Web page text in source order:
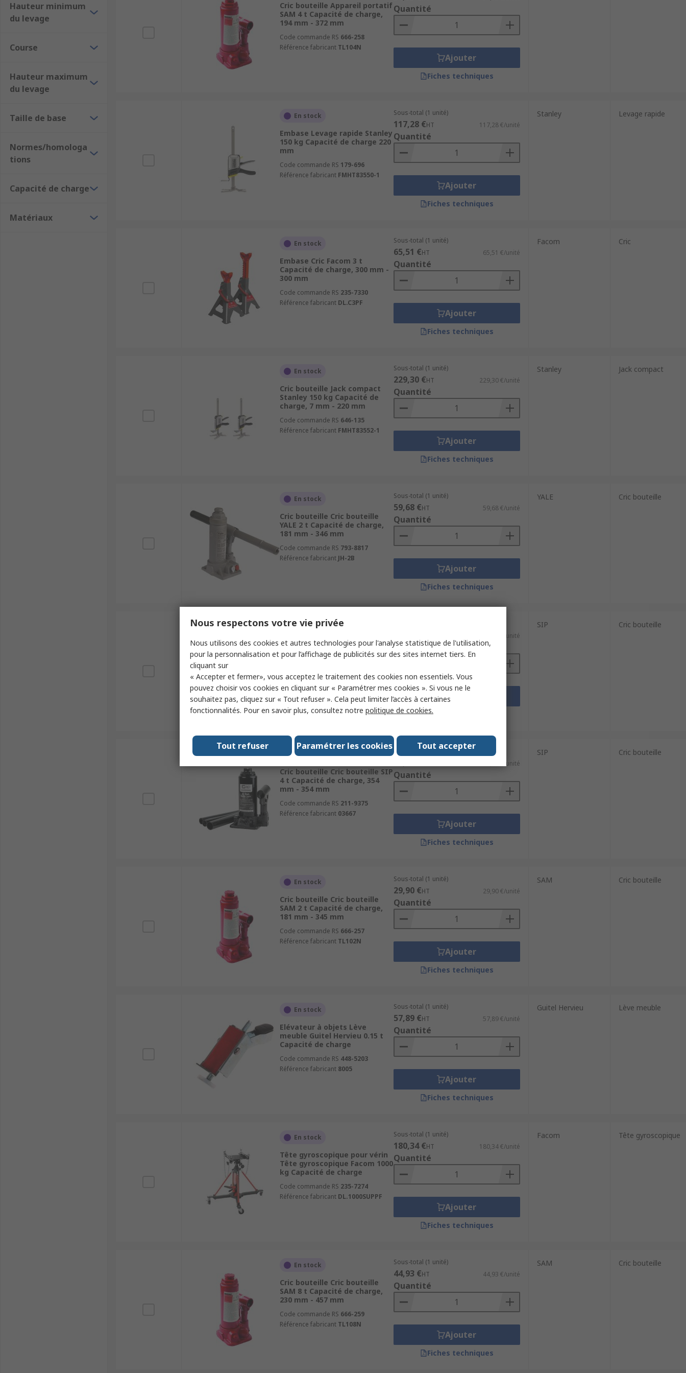
France.
aimants de levage
Pourquoi acheter votre cric bouteille chez RS ?
Large choix de capacités de levage crics
Service client et distributeur reconnu
Avantages RS
Expertise RS
Hauteur minimum
du levage
Course
Hauteur maximum
du levage
Taille de base
Normes/homologa
tions
Capacité de charge
Matériaux
Cric bouteille Appareil portatif
SAM 4 t Capacité de charge,
194 mm - 372 mm
Code commande RS 666-258
Référence fabricant TL104N
Quantité
Ajouter
Fiches techniques
En stock
Embase Levage rapide Stanley
150 kg Capacité de charge 220
mm
Code commande RS 179-696
Référence fabricant FMHT83550-1
Sous-total (1 unité)
117,28 €HT 117,28 €/unité
Quantité
Ajouter
Fiches techniques
Stanley Levage rapide
En stock
Embase Cric Facom 3 t
Capacité de charge, 300 mm -
300 mm
Code commande RS 235-7330
Référence fabricant DL.C3PF
Sous-total (1 unité)
65,51 €HT 65,51 €/unité
Quantité
Ajouter
Fiches techniques
Facom Cric
En stock
Cric bouteille Jack compact
Stanley 150 kg Capacité de
charge, 7 mm - 220 mm
Code commande RS 646-135
Référence fabricant FMHT83552-1
Sous-total (1 unité)
229,30 €HT 229,30 €/unité
Quantité
Ajouter
Fiches techniques
Stanley Jack compact
En stock
Cric bouteille Cric bouteille
YALE 2 t Capacité de charge,
181 mm - 346 mm
Code commande RS 793-8817
Référence fabricant JH-2B
Sous-total (1 unité)
59,68 €HT 59,68 €/unité
Quantité
Ajouter
Fiches techniques
YALE Cric bouteille
En stock
Cric bouteille Cric bouteille SIP
8 t Capacité de charge, 400
mm - 400 mm
Code commande RS211-9372
Référence fabricant 03656
61,19 €/unité
Quantité
Ajouter
Fiches techniques
SIP Cric bouteille
En stock
Cric bouteille Cric bouteille SIP
4 t Capacité de charge, 354
mm - 354 mm
Code commande RS 211-9375
Référence fabricant 03667
Sous-total (1 unité)
39,98 €/unité
Quantité
Ajouter
Fiches techniques
SIP Cric bouteille
En stock
Cric bouteille Cric bouteille
SAM 2 t Capacité de charge,
181 mm - 345 mm
Code commande RS 666-257
Référence fabricant TL102N
Sous-total (1 unité)
29,90 €HT 29,90 €/unité
Quantité
Ajouter
Fiches techniques
SAM Cric bouteille
En stock
Elévateur à objets Lève
meuble Guitel Hervieu 0.15 t
Capacité de charge
Code commande RS 448-5203
Référence fabricant 8005
Sous-total (1 unité)
57,89 €HT 57,89 €/unité
Quantité
Ajouter
Fiches techniques
Guitel Hervieu Lève meuble
En stock
Tête gyroscopique pour vérin
Tête gyroscopique Facom 1000
kg Capacité de charge
Code commande RS 235-7274
Référence fabricant DL.1000SUPPF
Sous-total (1 unité)
180,34 €HT 180,34 €/unité
Quantité
Ajouter
Fiches techniques
Facom Tête gyroscopique
En stock
Cric bouteille Cric bouteille
SAM 8 t Capacité de charge,
230 mm - 457 mm
Code commande RS 666-259
Référence fabricant TL108N
Sous-total (1 unité)
44,93 €HT 44,93 €/unité
Quantité
Ajouter
Fiches techniques
SAM Cric bouteille
Nous respectons votre vie privée
Nous utilisons des cookies et autres technologies pour l'analyse statistique de l'utilisation,
pour la personnalisation et pour l’affichage de publicités sur des sites internet tiers. En
cliquant sur
« Accepter et fermer», vous acceptez le traitement des cookies non essentiels. Vous
pouvez choisir vos cookies en cliquant sur « Paramétrer mes cookies ». Si vous ne le
souhaitez pas, cliquez sur « Tout refuser ». Cela peut limiter l’accès à certaines
fonctionnalités. Pour en savoir plus, consultez notre politique de cookies.
Tout accepter
Paramétrer les cookies
Tout refuser